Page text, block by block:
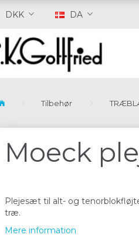
DKK DA
Tilbehør
Moeck
Plejesæt til alt- og
træ.
Mere information